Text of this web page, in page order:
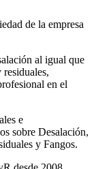
de la empresa
al igual que
residuales,
en el
e
sobre Desalación,
y Fangos.